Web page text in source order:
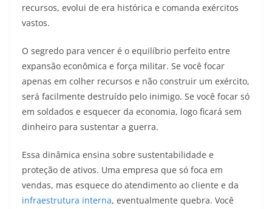
recursos, evolui de era histórica e comanda exércitos
vastos.
O segredo para vencer é o equilíbrio perfeito entre
expansão econômica e força militar. Se você focar
apenas em colher recursos e não construir um exército,
será facilmente destruído pelo inimigo. Se você focar só
em soldados e esquecer da economia, logo ficará sem
dinheiro para sustentar a guerra.
Essa dinâmica ensina sobre sustentabilidade e
proteção de ativos. Uma empresa que só foca em
vendas, mas esquece do atendimento ao cliente e da
infraestrutura interna, eventualmente quebra. Você